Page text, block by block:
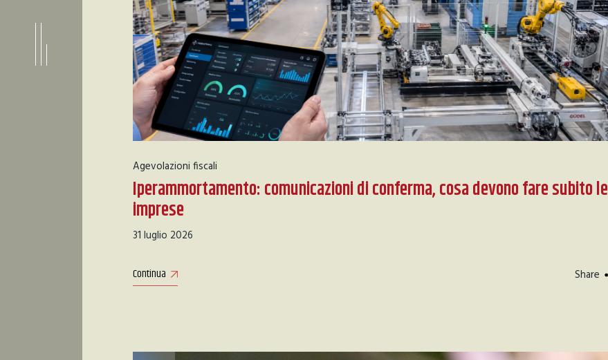
Agevolazioni fiscali
Iperammortamento: comunicazioni di conferma, cosa devono fare subito le
imprese
31 luglio 2026
Continua Share